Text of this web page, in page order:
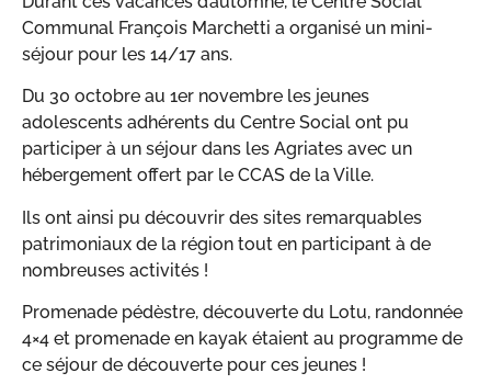
Communal François Marchetti a organisé un mini-
séjour pour les 14/17 ans.
Du 30 octobre au 1er novembre les jeunes
adolescents adhérents du Centre Social ont pu
participer à un séjour dans les Agriates avec un
hébergement offert par le CCAS de la Ville.
Ils ont ainsi pu découvrir des sites remarquables
patrimoniaux de la région tout en participant à de
nombreuses activités !
Promenade pédèstre, découverte du Lotu, randonnée
4×4 et promenade en kayak étaient au programme de
ce séjour de découverte pour ces jeunes !